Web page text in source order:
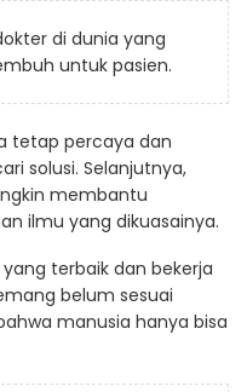
di dunia yang
untuk pasien.
tetap percaya dan
solusi. Selanjutnya,
membantu
ilmu yang dikuasainya.
terbaik dan bekerja
belum sesuai
manusia hanya bisa